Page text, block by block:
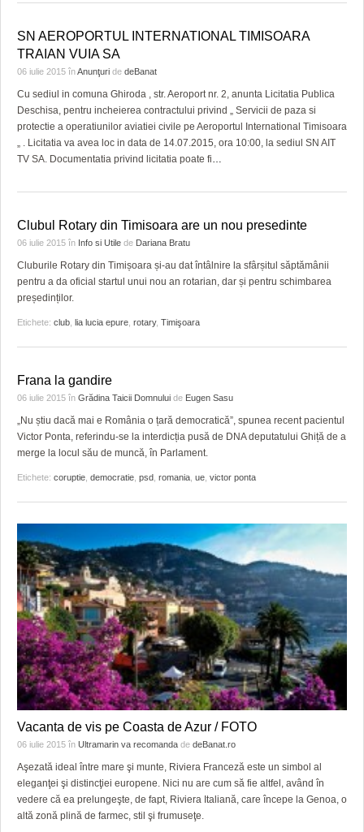
SN AEROPORTUL INTERNATIONAL TIMISOARA
TRAIAN VUIA SA
06 iulie 2015 înAnunţuri de deBanat
Cu sediul in comuna Ghiroda , str. Aeroport nr. 2, anunta Licitatia Publica
Deschisa, pentru incheierea contractului privind „ Servicii de paza si
protectie a operatiunilor aviatiei civile pe Aeroportul International Timisoara
„ . Licitatia va avea loc in data de 14.07.2015, ora 10:00, la sediul SN AIT
TV SA. Documentatia privind licitatia poate fi…
Clubul Rotary din Timisoara are un nou presedinte
06 iulie 2015 în Info si Utile de Dariana Bratu
Cluburile Rotary din Timișoara și-au dat întâlnire la sfârșitul săptămânii
pentru a da oficial startul unui nou an rotarian, dar și pentru schimbarea
președinților.
Etichete: club lia lucia epure rotary, Timişoara
Frana la gandire
06 iulie 2015 în Grădina Taicii Domnului de Eugen Sasu
„Nu știu dacă mai e România o țară democratică”, spunea recent pacientul
Victor Ponta, referindu-se la interdicția pusă de DNA deputatului Ghiță de a
merge la locul său de muncă, în Parlament.
Etichete: coruptie democratie psd romania ue victor ponta
Vacanta de vis pe Coasta de Azur / FOTO
06 iulie 2015 în Ultramarin va recomanda de deBanat.ro
Aşezată ideal între mare şi munte, Riviera Franceză este un simbol al
eleganţei şi distincţiei europene. Nici nu are cum să fie altfel, având în
vedere că ea prelungeşte, de fapt, Riviera Italiană, care începe la Genoa, o
altă zonă plină de farmec, stil şi frumuseţe.